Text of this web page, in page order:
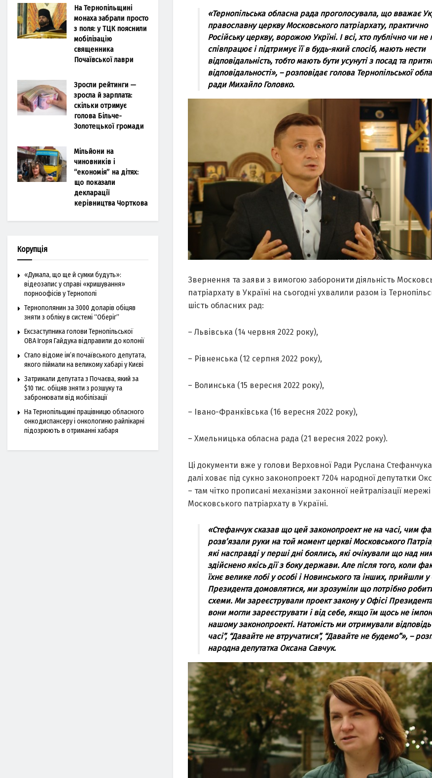
«Тернопільська обласна рада проголосувала, що вважає
православну церкву Московського патріархату, практично
Російську церкву, ворожою Укрїні. І всі, хто публічно чи не
співпрацює і підтримує її в будь-який спосіб, мають нести
відповідальність, тобто мають бути усунуті з посад та
відповідальності», – розповідає голова Тернопільської
ради Михайло Головко.
Звернення та заяви з вимогою заборонити діяльність
патріархату в Україні на сьогодні ухвалили разом із
шість обласних рад:
– Львівська (14 червня 2022 року),
– Рівненська (12 серпня 2022 року),
– Волинська (15 вересня 2022 року),
– Івано-Франківська (16 вересня 2022 року),
– Хмельницька обласна рада (21 вересня 2022 року).
Ці документи вже у голови Верховної Ради Руслана Стефанчука.
далі ховає під сукно законопроект 7204 народної депутатки
– там чітко прописані механізми законної нейтралізації мережі
Московського патріархату в Україні.
«Стефанчук сказав що цей законопроект не на часі, чим
розв’язали руки на той момент церкві Московського
які насправді у перші дні боялись, які очікували що над
здійснено якісь дії з боку держави. Але після того, коли
їхнє велике лобі у особі і Новинського та інших, прийшли
Президента домовлятися, ми зрозуміли що потрібно
схеми. Ми зареєстрували проект закону у Офісі
вони могли зареєструвати і від себе, якщо їм щось не
нашому законопроекті. Натомість ми отримували
часі”, “Давайте не втручатися”, “Давайте не будемо”», –
народна депутатка Оксана Савчук.
На Тернопільщині
монаха забрали просто
з поля: у ТЦК пояснили
мобілізацію
священника
Почаївської лаври
Зросли рейтинги —
зросла й зарплата:
скільки отримує
голова Більче-
Золотецької громади
Мільйони на
чиновників і
“економія” на дітях:
що показали
декларації
керівництва Чорткова
Корупція
«Думала, що ще й сумки будуть»:
відеозапис у справі «кришування»
порноофісів у Тернополі
Тернополянин за 3000 доларів обіцяв
зняти з обліку в системі “Оберіг”
Ексзаступника голови Тернопільської
ОВА Ігоря Гайдука відправили до колонії
Стало відоме ім’я почаївського депутата,
якого піймали на великому хабарі у Києві
Затримали депутата з Почаєва, який за
$10 тис. обіцяв зняти з розшуку та
забронювати від мобілізації
На Тернопільщині працівницю обласного
онкодиспансеру і онкологиню райлікарні
підозрюють в отриманні хабаря